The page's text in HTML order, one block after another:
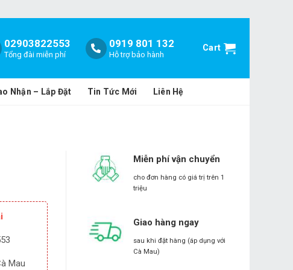
02903822553
Tổng đài miễn phí
0919 801 132
Hỗ trợ bảo hành
Cart
Nhận – Lắp Đặt Tin Tức Mới Liên Hệ
Mau
Miễn phí vận chuyển
cho đơn hàng có giá trị trên 1
triệu
Giao hàng ngay
sau khi đặt hàng (áp dụng với
Cà Mau)